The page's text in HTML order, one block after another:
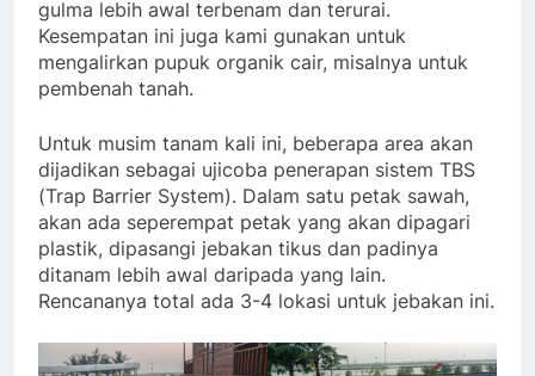
gulma lebih awal terbenam dan terurai.
Kesempatan ini juga kami gunakan untuk
mengalirkan pupuk organik cair, misalnya untuk
pembenah tanah.
Untuk musim tanam kali ini, beberapa area akan
dijadikan sebagai ujicoba penerapan sistem TBS
(Trap Barrier System). Dalam satu petak sawah,
akan ada seperempat petak yang akan dipagari
plastik, dipasangi jebakan tikus dan padinya
ditanam lebih awal daripada yang lain.
Rencananya total ada 3-4 lokasi untuk jebakan ini.